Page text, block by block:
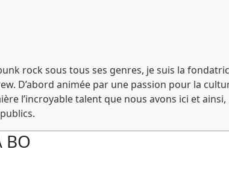
rock sous tous ses genres, je suis la
D’abord animée par une passion pour la
l’incroyable talent que nous avons ici et ainsi,
BO